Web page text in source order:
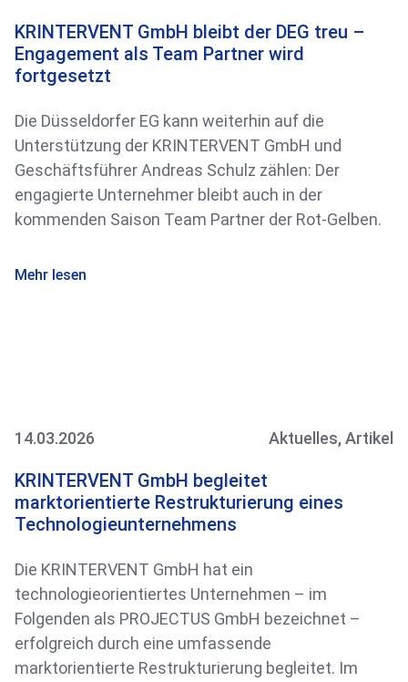
KRINTERVENT GmbH bleibt der DEG treu –
Engagement als Team Partner wird
fortgesetzt
Die Düsseldorfer EG kann weiterhin auf die
Unterstützung der KRINTERVENT GmbH und
Geschäftsführer Andreas Schulz zählen: Der
engagierte Unternehmer bleibt auch in der
kommenden Saison Team Partner der Rot-Gelben.
Mehr lesen
14.03.2026 Aktuelles, Artikel
KRINTERVENT GmbH begleitet
marktorientierte Restrukturierung eines
Technologieunternehmens
Die KRINTERVENT GmbH hat ein
technologieorientiertes Unternehmen – im
Folgenden als PROJECTUS GmbH bezeichnet –
erfolgreich durch eine umfassende
marktorientierte Restrukturierung begleitet. Im